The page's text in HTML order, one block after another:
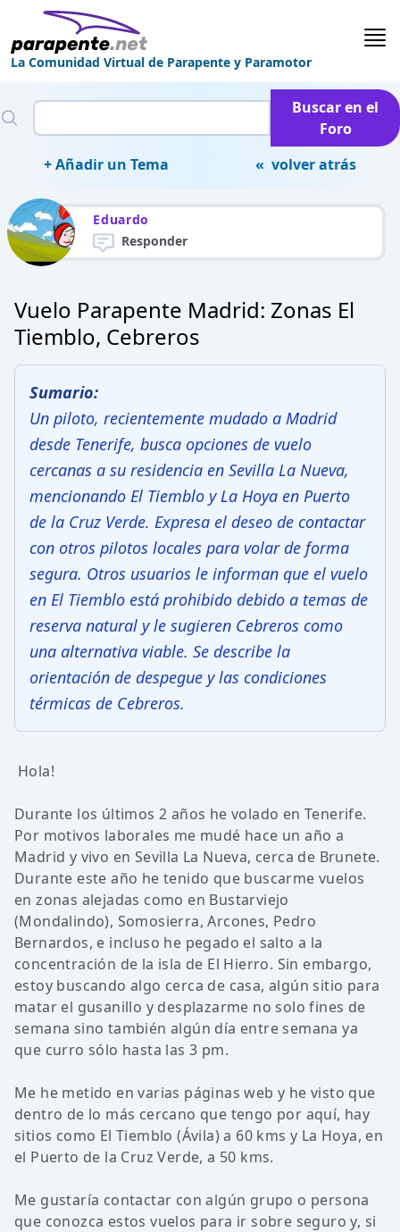
La Comunidad Virtual de Parapente y Paramotor
Buscar en el
Foro
+ Añadir un Tema
« volver atrás
Eduardo
Responder
Vuelo Parapente Madrid: Zonas El
Tiemblo, Cebreros
Sumario:
Un piloto, recientemente mudado a Madrid
desde Tenerife, busca opciones de vuelo
cercanas a su residencia en Sevilla La Nueva,
mencionando El Tiemblo y La Hoya en Puerto
de la Cruz Verde. Expresa el deseo de contactar
con otros pilotos locales para volar de forma
segura. Otros usuarios le informan que el vuelo
en El Tiemblo está prohibido debido a temas de
reserva natural y le sugieren Cebreros como
una alternativa viable. Se describe la
orientación de despegue y las condiciones
térmicas de Cebreros.
Hola!
Durante los últimos 2 años he volado en Tenerife.
Por motivos laborales me mudé hace un año a
Madrid y vivo en Sevilla La Nueva, cerca de Brunete.
Durante este año he tenido que buscarme vuelos
en zonas alejadas como en Bustarviejo
(Mondalindo), Somosierra, Arcones, Pedro
Bernardos, e incluso he pegado el salto a la
concentración de la isla de El Hierro. Sin embargo,
estoy buscando algo cerca de casa, algún sitio para
matar el gusanillo y desplazarme no solo fines de
semana sino también algún día entre semana ya
que curro sólo hasta las 3 pm.
Me he metido en varias páginas web y he visto que
dentro de lo más cercano que tengo por aquí, hay
sitios como El Tiemblo (Ávila) a 60 kms y La Hoya, en
el Puerto de la Cruz Verde, a 50 kms.
Me gustaría contactar con algún grupo o persona
que conozca estos vuelos para ir sobre seguro y, si